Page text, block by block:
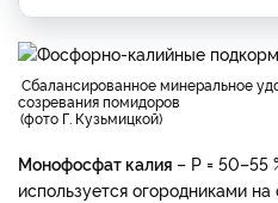
Сбалансированное минеральное удобрение улучшает процесс
созревания помидоров
фото Г. Кузьмицкой
Монофосфат калия – P = 50–55
используется огородниками